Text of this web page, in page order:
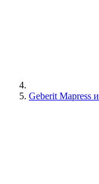
Geberit Mapress